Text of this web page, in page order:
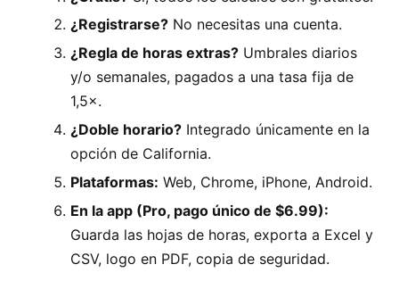
¿Registrarse? No necesitas una cuenta.
¿Regla de horas extras? Umbrales diarios
y/o semanales, pagados a una tasa fija de
1,5×.
¿Doble horario? Integrado únicamente en la
opción de California.
Plataformas: Web, Chrome, iPhone, Android.
En la app (Pro, pago único de $6.99):
Guarda las hojas de horas, exporta a Excel y
CSV, logo en PDF, copia de seguridad.